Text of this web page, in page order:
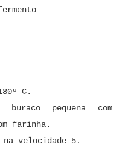
C.
pequena com
farinha.
na velocidade 5.